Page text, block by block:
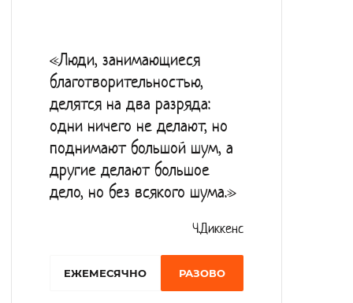
«Люди, занимающиеся
благотворительностью,
делятся на два разряда:
одни ничего не делают, но
поднимают большой шум, а
другие делают большое
дело, но без всякого шума.»
Ч.Диккенс
EЖЕМЕСЯЧНО РАЗОВО